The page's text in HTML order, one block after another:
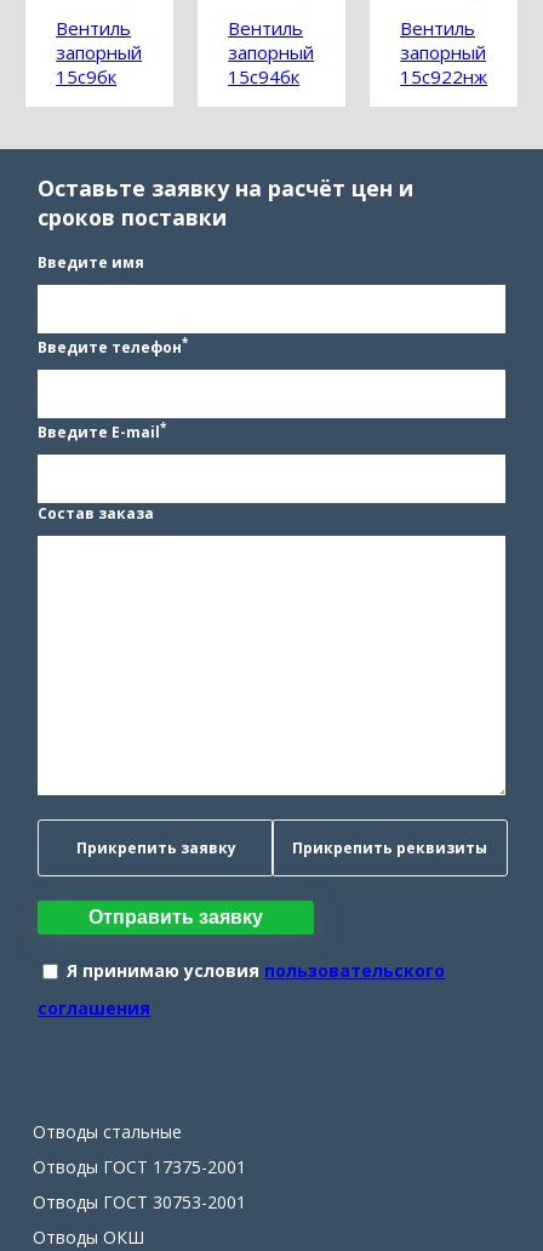
Вентиль
запорный
15с9бк
Вентиль
запорный
15с94бк
Вентиль
запорный
15с922нж
Оставьте заявку на расчёт цен и
сроков поставки
Введите имя
Введите телефон*
Введите E-mail*
Состав заказа
Прикрепить заявку Прикрепить реквизиты
Отправить заявку
Я принимаю условия пользовательского
соглашения
Отводы стальные
Отводы ГОСТ 17375-2001
Отводы ГОСТ 30753-2001
Отводы ОКШ